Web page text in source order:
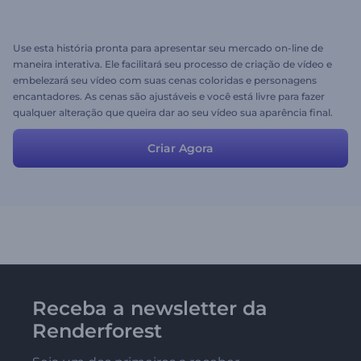
Use esta história pronta para apresentar seu mercado on-line de
maneira interativa. Ele facilitará seu processo de criação de vídeo e
embelezará seu vídeo com suas cenas coloridas e personagens
encantadores. As cenas são ajustáveis e você está livre para fazer
qualquer alteração que queira dar ao seu vídeo sua aparência final.
Criar Agora
Receba a newsletter da
Renderforest